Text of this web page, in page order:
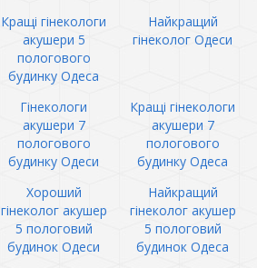
Кращі гінекологи
акушери 5
пологового
будинку Одеса
Найкращий
гінеколог Одеси
Гінекологи
акушери 7
пологового
будинку Одеси
Кращі гінекологи
акушери 7
пологового
будинку Одеса
Хороший
гінеколог акушер
5 пологовий
будинок Одеси
Найкращий
гінеколог акушер
5 пологовий
будинок Одеса